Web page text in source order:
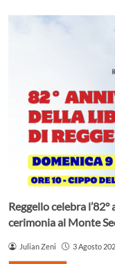
Reggello celebra
cerimonia al Monte
Julian Zeni 3 Agosto